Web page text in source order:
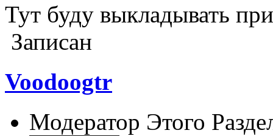
Тут буду выкладывать
Записан
Voodoogtr
Модератор Этого